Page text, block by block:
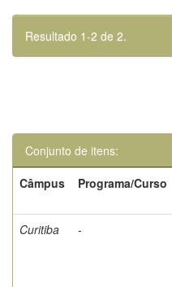
Resultado 1-2 de 2.
Conjunto de itens:
Câmpus
Programa/Curso
Curitiba -